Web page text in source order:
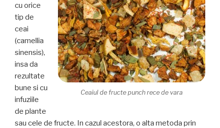
Ceaiul de fructe punch rece de vara
cu orice
tip de
ceai
(camellia
sinensis),
insa da
rezultate
bune si cu
infuziile
de plante
sau cele de fructe. In cazul acestora, o alta metoda prin